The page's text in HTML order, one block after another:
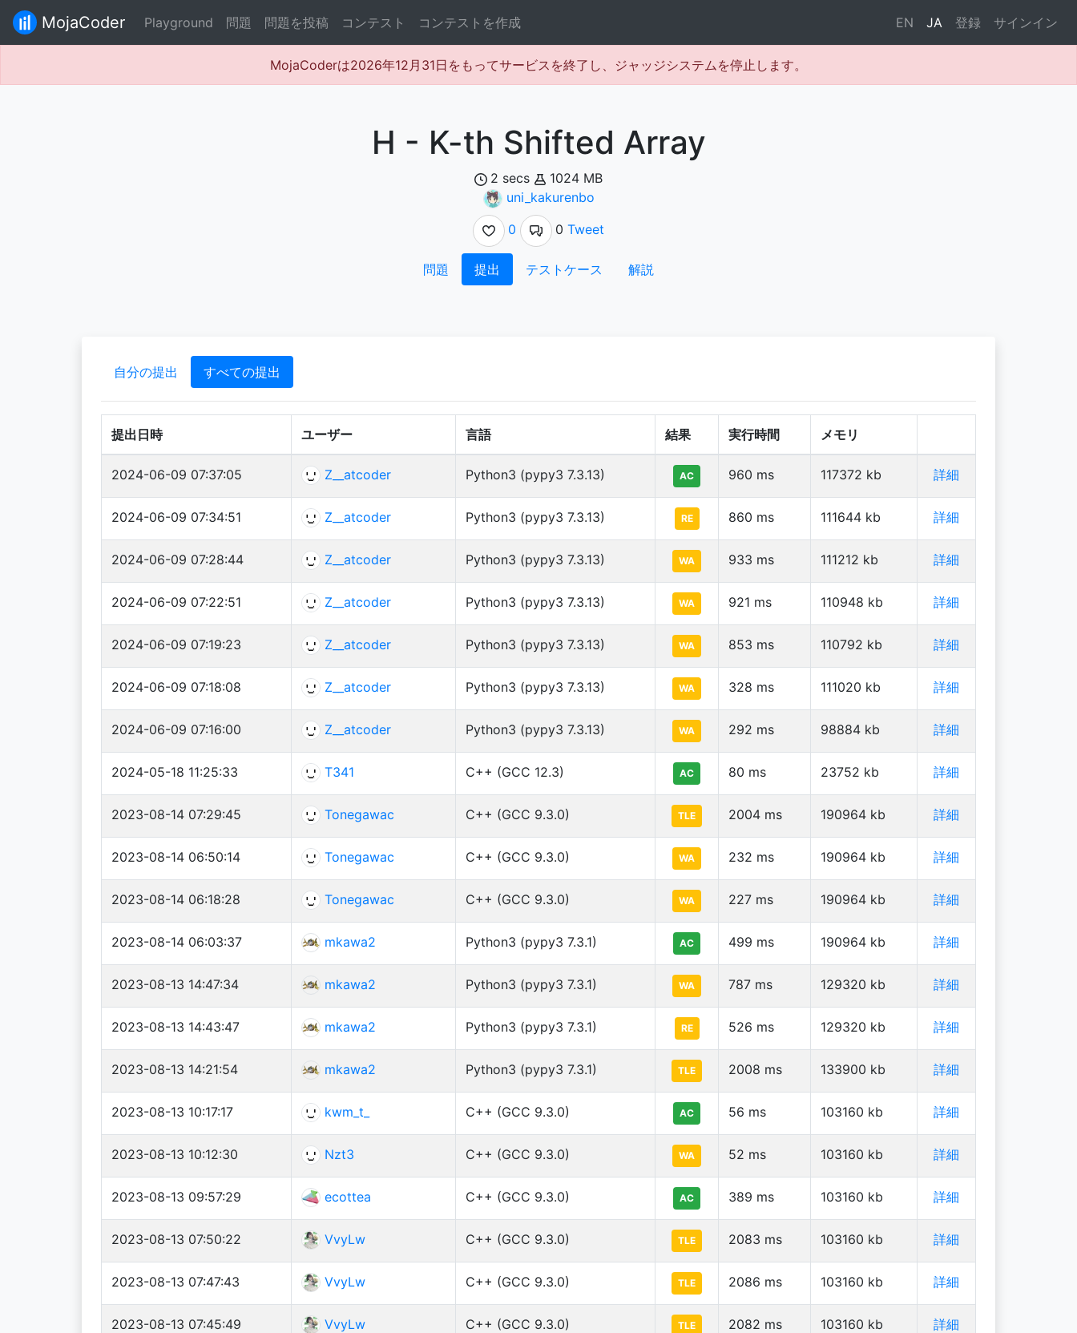
MojaCoder Playground 問題 問題を投稿 コンテスト コンテストを作成 EN JA 登録 サインイン
MojaCoderは2026年12月31日をもってサービスを終了し、ジャッジシステムを停止します。
H - K-th Shifted Array
2 secs
1024 MB
uni_kakurenbo
0
0 Tweet
問題 提出 テストケース 解説
自分の提出 すべての提出
提出日時 ユーザー 言語 結果 実行時間 メモリ
2024-06-09 07:37:05 Z__atcoder Python3 (pypy3 7.3.13) AC 960 ms 117372 kb 詳細
2024-06-09 07:34:51 Z__atcoder Python3 (pypy3 7.3.13) RE 860 ms 111644 kb 詳細
2024-06-09 07:28:44 Z__atcoder Python3 (pypy3 7.3.13) WA 933 ms 111212 kb 詳細
2024-06-09 07:22:51 Z__atcoder Python3 (pypy3 7.3.13) WA 921 ms 110948 kb 詳細
2024-06-09 07:19:23 Z__atcoder Python3 (pypy3 7.3.13) WA 853 ms 110792 kb 詳細
2024-06-09 07:18:08 Z__atcoder Python3 (pypy3 7.3.13) WA 328 ms 111020 kb 詳細
2024-06-09 07:16:00 Z__atcoder Python3 (pypy3 7.3.13) WA 292 ms 98884 kb 詳細
2024-05-18 11:25:33 T341 C++ (GCC 12.3) AC 80 ms 23752 kb 詳細
2023-08-14 07:29:45 Tonegawac C++ (GCC 9.3.0) TLE 2004 ms 190964 kb 詳細
2023-08-14 06:50:14 Tonegawac C++ (GCC 9.3.0) WA 232 ms 190964 kb 詳細
2023-08-14 06:18:28 Tonegawac C++ (GCC 9.3.0) WA 227 ms 190964 kb 詳細
2023-08-14 06:03:37 mkawa2 Python3 (pypy3 7.3.1) AC 499 ms 190964 kb 詳細
2023-08-13 14:47:34 mkawa2 Python3 (pypy3 7.3.1) WA 787 ms 129320 kb 詳細
2023-08-13 14:43:47 mkawa2 Python3 (pypy3 7.3.1) RE 526 ms 129320 kb 詳細
2023-08-13 14:21:54 mkawa2 Python3 (pypy3 7.3.1) TLE 2008 ms 133900 kb 詳細
2023-08-13 10:17:17 kwm_t_ C++ (GCC 9.3.0) AC 56 ms 103160 kb 詳細
2023-08-13 10:12:30 Nzt3 C++ (GCC 9.3.0) WA 52 ms 103160 kb 詳細
2023-08-13 09:57:29 ecottea C++ (GCC 9.3.0) AC 389 ms 103160 kb 詳細
2023-08-13 07:50:22 VvyLw C++ (GCC 9.3.0) TLE 2083 ms 103160 kb 詳細
2023-08-13 07:47:43 VvyLw C++ (GCC 9.3.0) TLE 2086 ms 103160 kb 詳細
2023-08-13 07:45:49 VvyLw C++ (GCC 9.3.0) TLE 2082 ms 103160 kb 詳細